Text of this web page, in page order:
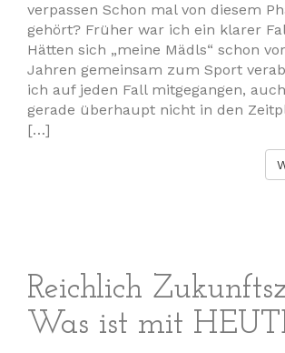
verpassen Schon mal von diesem
gehört? Früher war ich ein klarer
Hätten sich „meine Mädls“ schon
Jahren gemeinsam zum Sport
ich auf jeden Fall mitgegangen,
gerade überhaupt nicht in den
[…]
Reichlich
Was ist mit